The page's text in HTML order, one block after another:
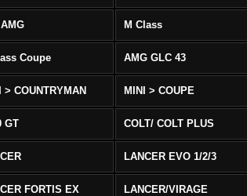
M Class
Coupe AMG GLC 43
> COUNTRYMAN MINI > COUPE
GT COLT/ COLT PLUS
LANCER EVO 1/2/3
FORTIS EX LANCER/VIRAGE